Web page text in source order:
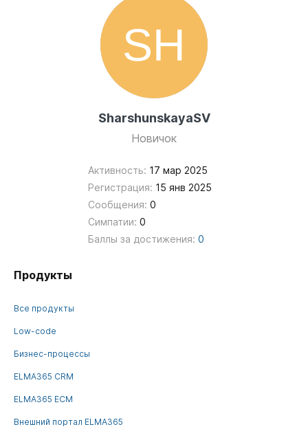
SharshunskayaSV
Новичок
Активность: 17 мар 2025
Регистрация: 15 янв 2025
Сообщения: 0
Симпатии: 0
Баллы за достижения: 0
Продукты
Все продукты
Low-code
Бизнес-процессы
ELMA365 CRM
ELMA365 ECM
Внешний портал ELMA365